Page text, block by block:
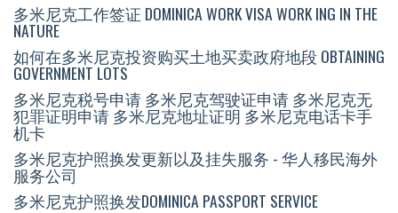
多米尼克工作签证 DOMINICA WORK VISA WORK ING IN THE
NATURE
如何在多米尼克投资购买土地买卖政府地段 OBTAINING
GOVERNMENT LOTS
多米尼克税号申请 多米尼克驾驶证申请 多米尼克无
犯罪证明申请 多米尼克地址证明 多米尼克电话卡手
机卡
多米尼克护照换发更新以及挂失服务 - 华人移民海外
服务公司
多米尼克护照换发DOMINICA PASSPORT SERVICE